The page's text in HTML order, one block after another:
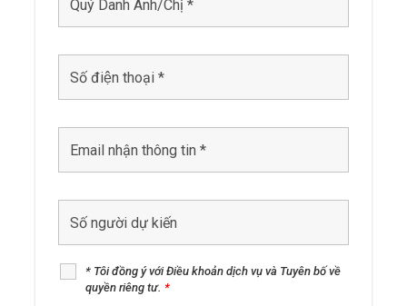
* Tôi đồng ý với Điều khoản dịch vụ và Tuyên bố về
quyền riêng tư. *